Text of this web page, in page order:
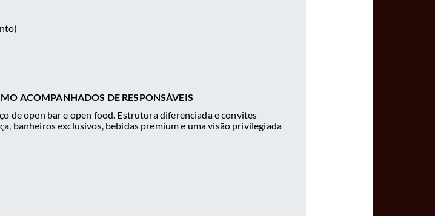
ACOMPANHADOS DE RESPONSÁVEIS
de open bar e open food. Estrutura diferenciada e convites
banheiros exclusivos, bebidas premium e uma visão privilegiada